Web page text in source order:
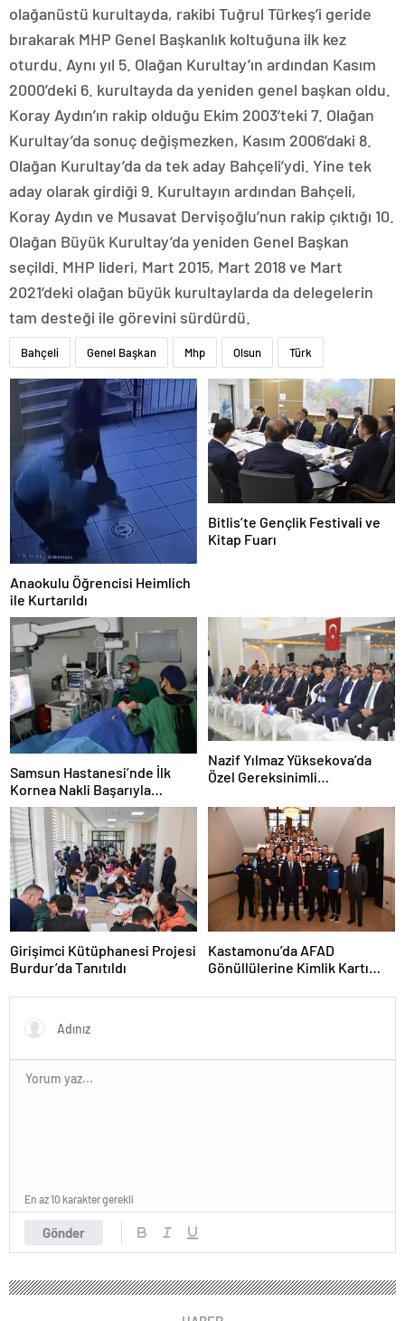
olağanüstü kurultayda, rakibi Tuğrul Türkeş’i geride
bırakarak MHP Genel Başkanlık koltuğuna ilk kez
oturdu. Aynı yıl 5. Olağan Kurultay’ın ardından Kasım
2000’deki 6. kurultayda da yeniden genel başkan oldu.
Koray Aydın’ın rakip olduğu Ekim 2003’teki 7. Olağan
Kurultay’da sonuç değişmezken, Kasım 2006’daki 8.
Olağan Kurultay’da da tek aday Bahçeli’ydi. Yine tek
aday olarak girdiği 9. Kurultayın ardından Bahçeli,
Koray Aydın ve Musavat Dervişoğlu’nun rakip çıktığı 10.
Olağan Büyük Kurultay’da yeniden Genel Başkan
seçildi. MHP lideri, Mart 2015, Mart 2018 ve Mart
2021’deki olağan büyük kurultaylarda da delegelerin
tam desteği ile görevini sürdürdü.
Bahçeli Genel Başkan Mhp Olsun Türk
Anaokulu Öğrencisi Heimlich
ile Kurtarıldı
Bitlis’te Gençlik Festivali ve
Kitap Fuarı
Samsun Hastanesi’nde İlk
Kornea Nakli Başarıyla
Gerçekleşti
Nazif Yılmaz Yüksekova’da
Özel Gereksinimli
Girişimci Kütüphanesi Projesi
Burdur’da Tanıtıldı
Kastamonu’da AFAD
Gönüllülerine Kimlik Kartı
Gönder
En az 10 karakter gerekli